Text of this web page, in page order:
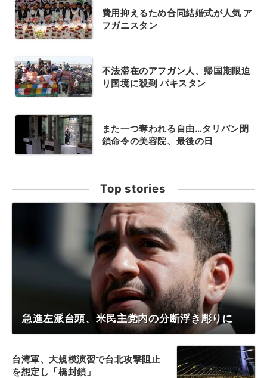
費用抑えるため合同結婚式が人気 ア
フガニスタン
不法滞在のアフガン人、帰国期限迫
り国境に殺到 パキスタン
また一つ奪われる自由…タリバン閉
鎖命令の美容院、最後の日
Top stories
急進左派台頭、米民主党内の分断浮き彫りに
台湾軍、大規模演習で台北攻撃阻止
を想定し「橋封鎖」